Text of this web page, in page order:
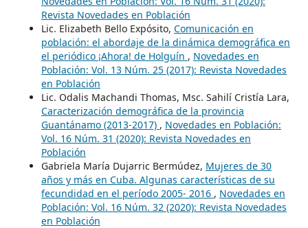
Revista Novedades en Población
Lic. Elizabeth Bello Expósito, Comunicación en
población: el abordaje de la dinámica demográfica en
el periódico ¡Ahora! de Holguín , Novedades en
Población: Vol. 13 Núm. 25 (2017): Revista Novedades
en Población
Lic. Odalis Machandi Thomas, Msc. Sahilí Cristía Lara,
Caracterización demográfica de la provincia
Guantánamo (2013-2017) , Novedades en Población:
Vol. 16 Núm. 31 (2020): Revista Novedades en
Población
Gabriela María Dujarric Bermúdez, Mujeres de 30
años y más en Cuba. Algunas características de su
fecundidad en el período 2005- 2016 , Novedades en
Población: Vol. 16 Núm. 32 (2020): Revista Novedades
en Población